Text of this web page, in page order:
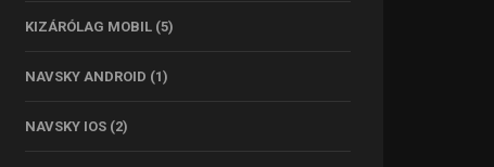
KIZÁRÓLAG MOBIL (5)
NAVSKY ANDROID (1)
NAVSKY IOS (2)